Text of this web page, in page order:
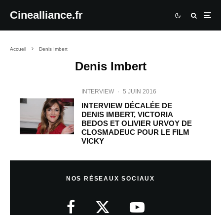
Cinealliance.fr
Accueil Denis Imbert
Denis Imbert
INTERVIEW · 5 JUIN 2016
INTERVIEW DÉCALÉE DE
DENIS IMBERT, VICTORIA
BEDOS ET OLIVIER URVOY DE
CLOSMADEUC POUR LE FILM
VICKY
NOS RÉSEAUX SOCIAUX